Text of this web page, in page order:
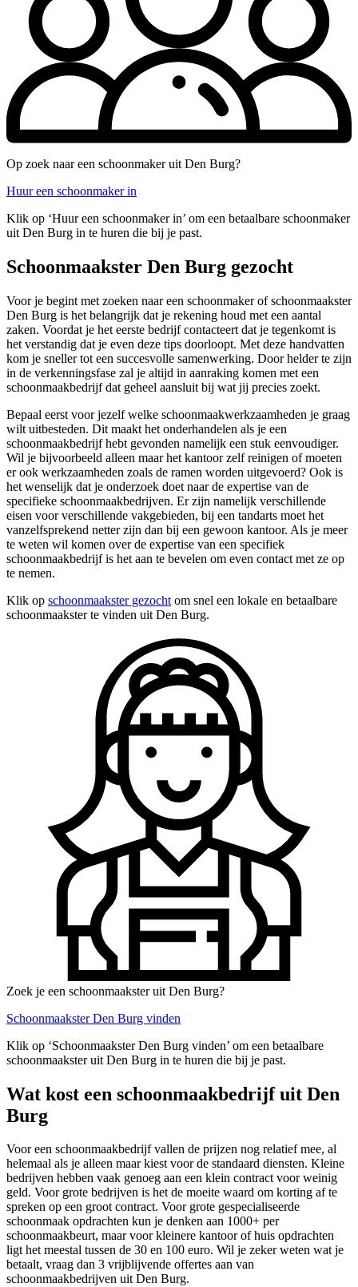
Op zoek naar een schoonmaker uit Den Burg?
Huur een schoonmaker in
Klik op ‘Huur een schoonmaker in’ om een betaalbare schoonmaker
uit Den Burg in te huren die bij je past.
Schoonmaakster Den Burg gezocht
Voor je begint met zoeken naar een schoonmaker of schoonmaakster
Den Burg is het belangrijk dat je rekening houd met een aantal
zaken. Voordat je het eerste bedrijf contacteert dat je tegenkomt is
het verstandig dat je even deze tips doorloopt. Met deze handvatten
kom je sneller tot een succesvolle samenwerking. Door helder te zijn
in de verkenningsfase zal je altijd in aanraking komen met een
schoonmaakbedrijf dat geheel aansluit bij wat jij precies zoekt.
Bepaal eerst voor jezelf welke schoonmaakwerkzaamheden je graag
wilt uitbesteden. Dit maakt het onderhandelen als je een
schoonmaakbedrijf hebt gevonden namelijk een stuk eenvoudiger.
Wil je bijvoorbeeld alleen maar het kantoor zelf reinigen of moeten
er ook werkzaamheden zoals de ramen worden uitgevoerd? Ook is
het wenselijk dat je onderzoek doet naar de expertise van de
specifieke schoonmaakbedrijven. Er zijn namelijk verschillende
eisen voor verschillende vakgebieden, bij een tandarts moet het
vanzelfsprekend netter zijn dan bij een gewoon kantoor. Als je meer
te weten wil komen over de expertise van een specifiek
schoonmaakbedrijf is het aan te bevelen om even contact met ze op
te nemen.
Klik op schoonmaakster gezocht om snel een lokale en betaalbare
schoonmaakster te vinden uit Den Burg.
Zoek je een schoonmaakster uit Den Burg?
Schoonmaakster Den Burg vinden
Klik op ‘Schoonmaakster Den Burg vinden’ om een betaalbare
schoonmaakster uit Den Burg in te huren die bij je past.
Wat kost een schoonmaakbedrijf uit Den
Burg
Voor een schoonmaakbedrijf vallen de prijzen nog relatief mee, al
helemaal als je alleen maar kiest voor de standaard diensten. Kleine
bedrijven hebben vaak genoeg aan een klein contract voor weinig
geld. Voor grote bedrijven is het de moeite waard om korting af te
spreken op een groot contract. Voor grote gespecialiseerde
schoonmaak opdrachten kun je denken aan 1000+ per
schoonmaakbeurt, maar voor kleinere kantoor of huis opdrachten
ligt het meestal tussen de 30 en 100 euro. Wil je zeker weten wat je
betaalt, vraag dan 3 vrijblijvende offertes aan van
schoonmaakbedrijven uit Den Burg.